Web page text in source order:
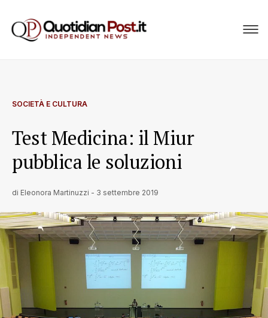
SOCIETÀ E CULTURA
Test Medicina: il Miur
pubblica le soluzioni
di Eleonora Martinuzzi - 3 settembre 2019